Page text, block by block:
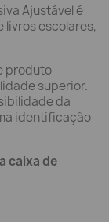
Ajustável é
escolares,
produto
superior.
da
identificação
caixa de